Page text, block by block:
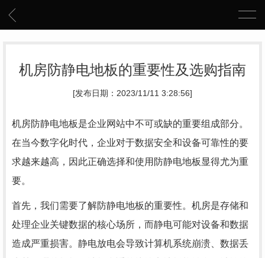
机房防静电地板的重要性及选购指南
[发布日期：2023/11/11 3:28:56]
机房防静电地板是企业网站中不可或缺的重要组成部分。
在当今数字化时代，企业对于数据安全和设备可靠性的要
求越来越高，因此正确选择和使用防静电地板显得尤为重
要。
首先，我们需要了解防静电地板的重要性。机房是存储和
处理企业关键数据的核心场所，而静电可能对设备和数据
造成严重损害。静电放电会导致计算机系统崩溃、数据丢